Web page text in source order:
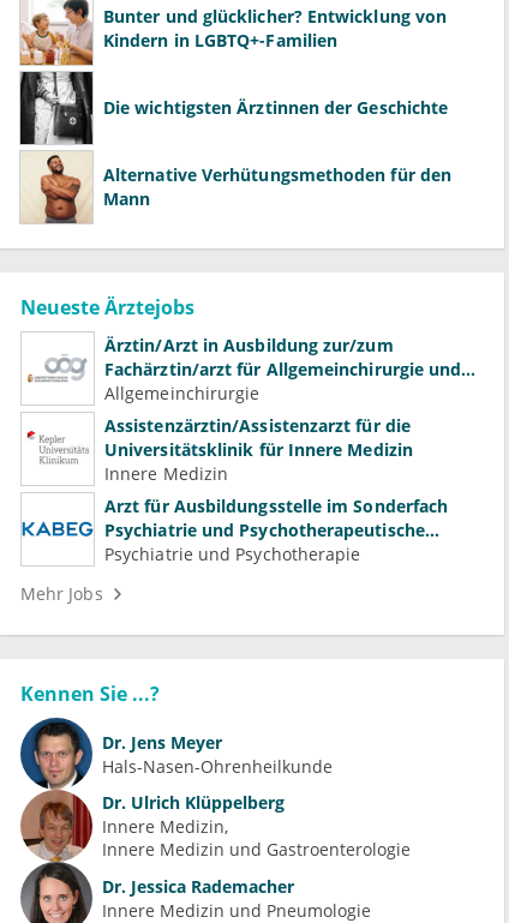
Bunter und glücklicher? Entwicklung von
Kindern in LGBTQ+-Familien
Die wichtigsten Ärztinnen der Geschichte
Alternative Verhütungsmethoden für den
Mann
Neueste Ärztejobs
Ärztin/Arzt in Ausbildung zur/zum
Fachärztin/arzt für Allgemeinchirurgie und
Gefäßchirurgie
Allgemeinchirurgie
Assistenzärztin/Assistenzarzt für die
Universitätsklinik für Innere Medizin
Innere Medizin
Arzt für Ausbildungsstelle im Sonderfach
Psychiatrie und Psychotherapeutische
Medizin (m/w/d)
Psychiatrie und Psychotherapie
Mehr Jobs
Kennen Sie ...?
Dr. Jens Meyer
Hals-Nasen-Ohrenheilkunde
Dr. Ulrich Klüppelberg
Innere Medizin
Innere Medizin und Gastroenterologie
Dr. Jessica Rademacher
Innere Medizin und Pneumologie